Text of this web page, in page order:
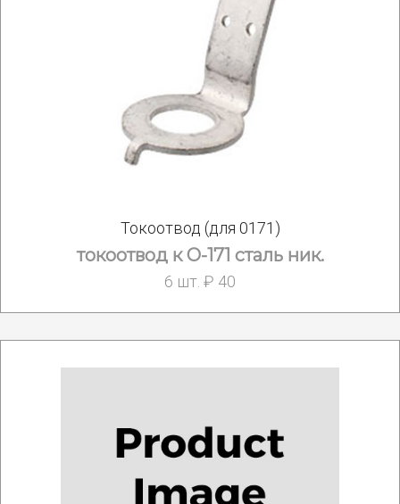
Токоотвод (для 0171)
токоотвод к О-171 сталь ник.
6 шт. ₽ 40